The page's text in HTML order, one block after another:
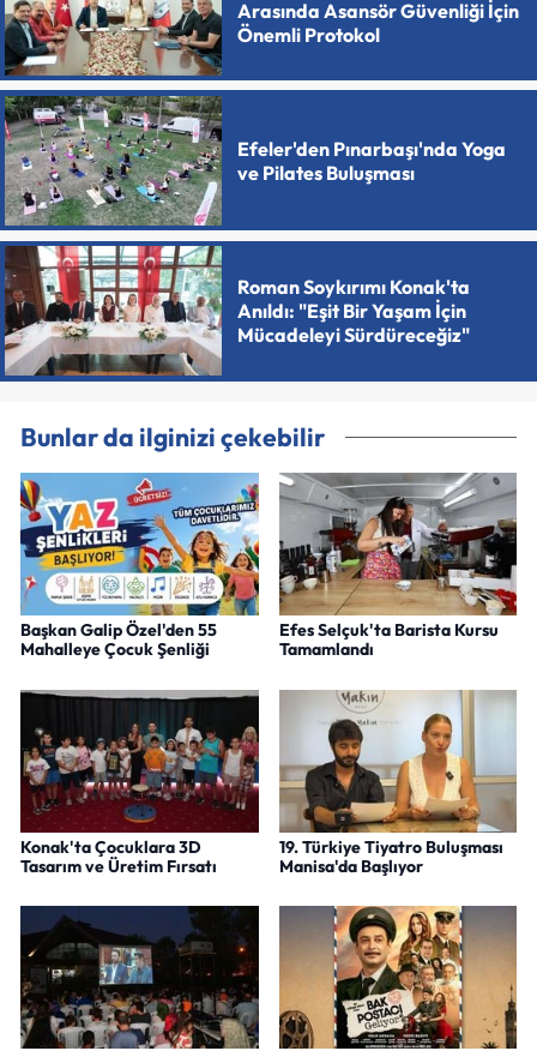
Arasında Asansör Güvenliği İçin
Önemli Protokol
Efeler'den Pınarbaşı'nda Yoga
ve Pilates Buluşması
Roman Soykırımı Konak'ta
Anıldı: "Eşit Bir Yaşam İçin
Mücadeleyi Sürdüreceğiz"
Bunlar da ilginizi çekebilir
Başkan Galip Özel'den 55
Mahalleye Çocuk Şenliği
Efes Selçuk'ta Barista Kursu
Tamamlandı
Konak'ta Çocuklara 3D
Tasarım ve Üretim Fırsatı
19. Türkiye Tiyatro Buluşması
Manisa'da Başlıyor